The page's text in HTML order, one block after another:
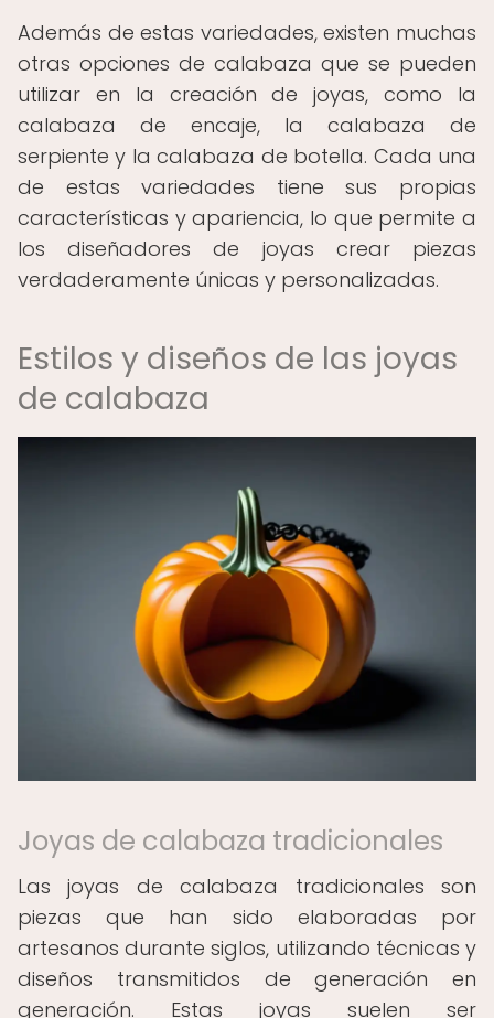
Además de estas variedades, existen muchas
otras opciones de calabaza que se pueden
utilizar en la creación de joyas, como la
calabaza de encaje, la calabaza de
serpiente y la calabaza de botella. Cada una
de estas variedades tiene sus propias
características y apariencia, lo que permite a
los diseñadores de joyas crear piezas
verdaderamente únicas y personalizadas.
Estilos y diseños de las joyas
de calabaza
Joyas de calabaza tradicionales
Las joyas de calabaza tradicionales son
piezas que han sido elaboradas por
artesanos durante siglos, utilizando técnicas y
diseños transmitidos de generación en
generación. Estas joyas suelen ser